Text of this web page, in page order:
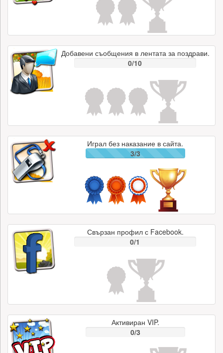
Добавени съобщения в лентата за поздрави.
0/10
Играл без наказание в сайта.
3/3
Свързан профил с Facebook.
0/1
Активиран VIP.
0/3